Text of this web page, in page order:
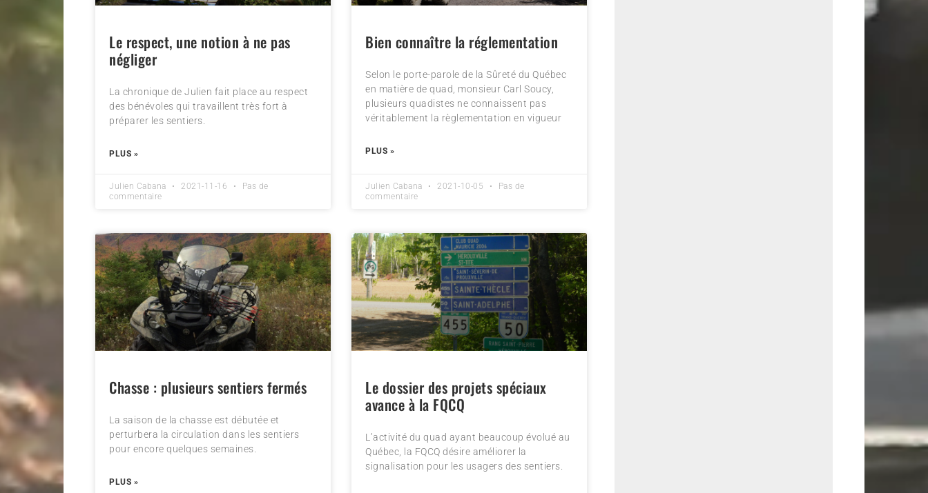
Le respect, une notion à ne pas
négliger
La chronique de Julien fait place au respect
des bénévoles qui travaillent très fort à
préparer les sentiers.
PLUS »
Julien Cabana 2021-11-16
Pas de
commentaire
Bien connaître la réglementation
Selon le porte-parole de la Sûreté du Québec
en matière de quad, monsieur Carl Soucy,
plusieurs quadistes ne connaissent pas
véritablement la règlementation en vigueur
PLUS »
Julien Cabana 2021-10-05
Pas de
commentaire
Chasse : plusieurs sentiers fermés
La saison de la chasse est débutée et
perturbera la circulation dans les sentiers
pour encore quelques semaines.
PLUS »
Le dossier des projets spéciaux
avance à la FQCQ
L’activité du quad ayant beaucoup évolué au
Québec, la FQCQ désire améliorer la
signalisation pour les usagers des sentiers.